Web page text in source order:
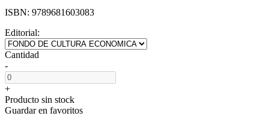
ISBN: 9789681603083
Editorial:
Cantidad
-
+
Producto sin stock
Guardar en favoritos